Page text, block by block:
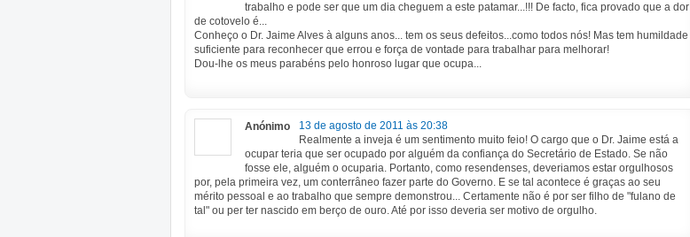
trabalho e pode ser que um dia cheguem a este patamar...!!! De facto, fica provado que a dor
de cotovelo é...
Conheço o Dr. Jaime Alves à alguns anos... tem os seus defeitos...como todos nós! Mas tem humildade
suficiente para reconhecer que errou e força de vontade para trabalhar para melhorar!
Dou-lhe os meus parabéns pelo honroso lugar que ocupa...
Anónimo
13 de agosto de 2011 às 20:38
Realmente a inveja é um sentimento muito feio! O cargo que o Dr. Jaime está a
ocupar teria que ser ocupado por alguém da confiança do Secretário de Estado. Se não
fosse ele, alguém o ocuparia. Portanto, como resendenses, deveriamos estar orgulhosos
por, pela primeira vez, um conterrâneo fazer parte do Governo. E se tal acontece é graças ao seu
mérito pessoal e ao trabalho que sempre demonstrou... Certamente não é por ser filho de "fulano de
tal" ou per ter nascido em berço de ouro. Até por isso deveria ser motivo de orgulho.